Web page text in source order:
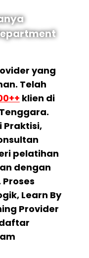
yang
Telah
klien di
Praktisi,
pelatihan
dengan
Learn By
Provider